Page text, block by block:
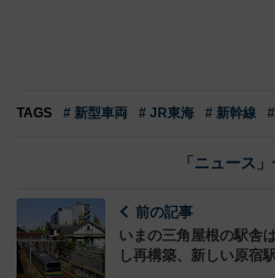
TAGS # 新型車両 # JR東海 # 新幹線
「ニュース
前の記事
いまの三角屋根の駅舎
し再構築、新しい原宿